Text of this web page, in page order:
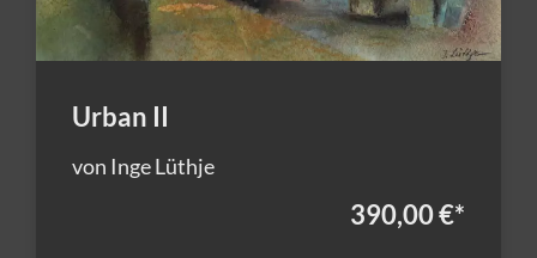
Urban II
von Inge Lüthje
390,00 €*